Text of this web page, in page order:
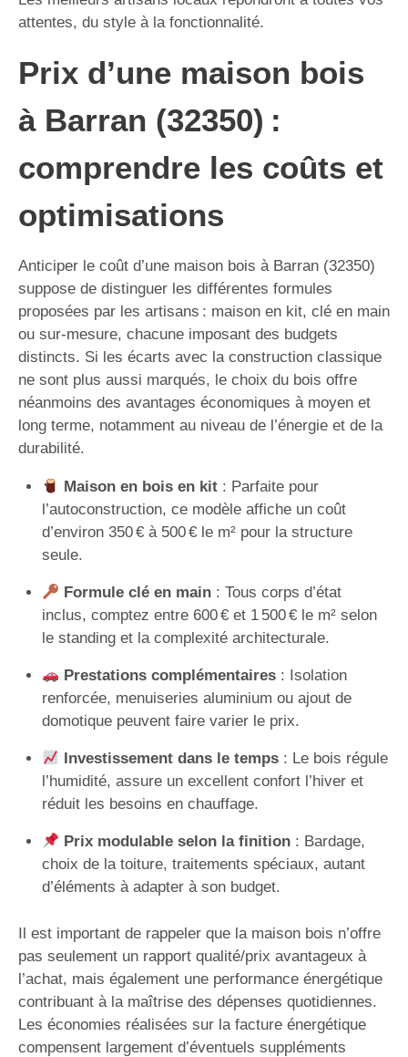
attentes, du style à la fonctionnalité.
Prix d’une maison bois
à Barran (32350) :
comprendre les coûts et
optimisations
Anticiper le coût d’une maison bois à Barran (32350)
suppose de distinguer les différentes formules
proposées par les artisans : maison en kit, clé en main
ou sur-mesure, chacune imposant des budgets
distincts. Si les écarts avec la construction classique
ne sont plus aussi marqués, le choix du bois offre
néanmoins des avantages économiques à moyen et
long terme, notamment au niveau de l’énergie et de la
durabilité.
Maison en bois en kit: Parfaite pour
l’autoconstruction, ce modèle affiche un coût
d’environ 350 € à 500 € le m² pour la structure
seule.
Formule clé en main: Tous corps d’état
inclus, comptez entre 600 € et 1 500 € le m² selon
le standing et la complexité architecturale.
Prestations complémentaires: Isolation
renforcée, menuiseries aluminium ou ajout de
domotique peuvent faire varier le prix.
Investissement dans le temps: Le bois régule
l’humidité, assure un excellent confort l’hiver et
réduit les besoins en chauffage.
Prix modulable selon la finition: Bardage,
choix de la toiture, traitements spéciaux, autant
d’éléments à adapter à son budget.
Il est important de rappeler que la maison bois n’offre
pas seulement un rapport qualité/prix avantageux à
l’achat, mais également une performance énergétique
contribuant à la maîtrise des dépenses quotidiennes.
Les économies réalisées sur la facture énergétique
compensent largement d’éventuels suppléments